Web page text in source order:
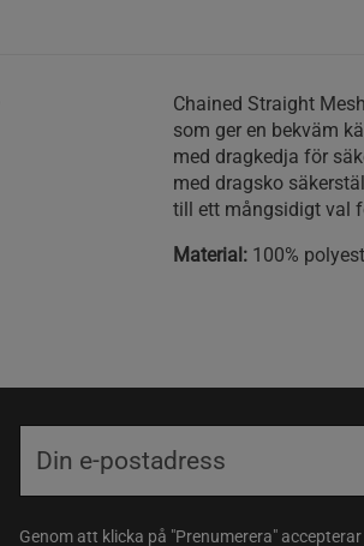
Chained Straight
som ger en bekväm
med dragkedja för
med dragsko
till ett mångsidigt val
Material:100%
Genom att klicka på "Prenumerera"